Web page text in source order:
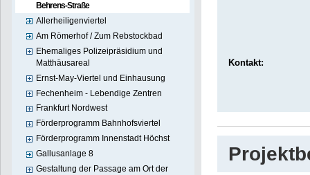
Behrens-Straße
Allerheiligenviertel
Am Römerhof / Zum Rebstockbad
Ehemaliges Polizeipräsidium und
Matthäusareal
Ernst-May-Viertel und Einhausung
Fechenheim - Lebendige Zentren
Frankfurt Nordwest
Förderprogramm Bahnhofsviertel
Förderprogramm Innenstadt Höchst
Gallusanlage 8
Gestaltung der Passage am Ort der
Kontakt: